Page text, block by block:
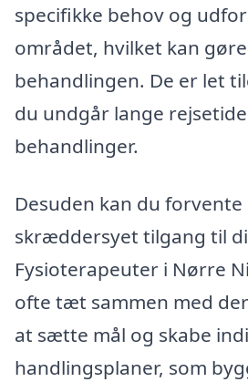
specifikke behov og
området, hvilket kan
behandlingen. De er let
du undgår lange
behandlinger.
Desuden kan du
skræddersyet tilgang til
Fysioterapeuter i Nørre
ofte tæt sammen med
at sætte mål og skabe
handlingsplaner, som